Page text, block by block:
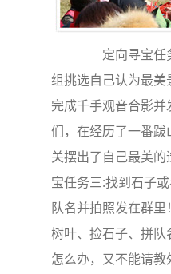
定向寻宝任
组挑选自己认为最
完成千手观音合影
们，在经历了一番
关摆出了自己最美
宝任务三:找到石子
队名并拍照发在群
树叶、捡石子、拼
怎么办，又不能请